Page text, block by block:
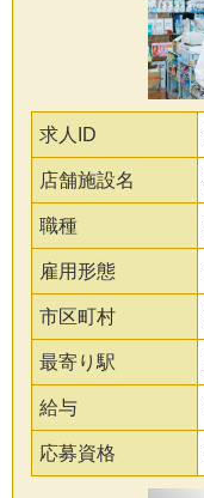
求人ID
店舗施設名
職種
雇用形態
市区町村
最寄り駅
給与
応募資格